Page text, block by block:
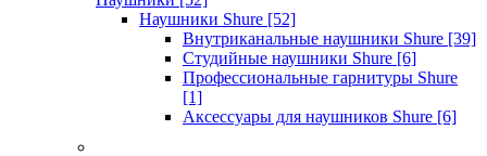
Наушники Shure [52]
Внутриканальные наушники Shure [39]
Студийные наушники Shure [6]
Профессиональные гарнитуры Shure
[1]
Аксессуары для наушников Shure [6]